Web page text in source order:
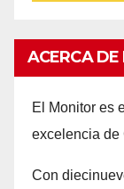
ACERCA DE
El Monitor es
excelencia de
Con d